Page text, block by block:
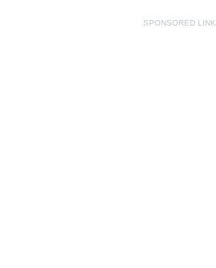
SPONSORED LINK